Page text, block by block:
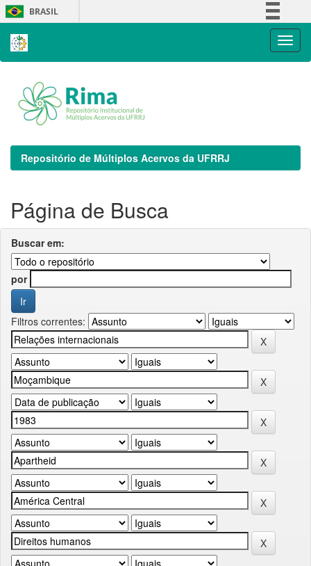
Skip
navigation
BRASIL
Repositório de Múltiplos Acervos da UFRRJ
Página de Busca
Buscar em:
por
Filtros correntes: